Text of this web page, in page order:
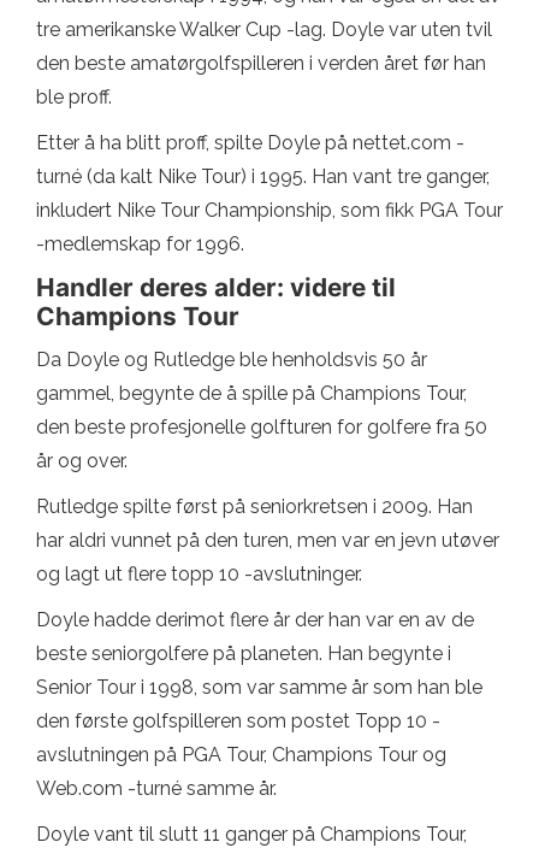
tre amerikanske Walker Cup -lag. Doyle var uten tvil
den beste amatørgolfspilleren i verden året før han
ble proff.
Etter å ha blitt proff, spilte Doyle på nettet.com -
turné (da kalt Nike Tour) i 1995. Han vant tre ganger,
inkludert Nike Tour Championship, som fikk PGA Tour
-medlemskap for 1996.
Handler deres alder: videre til
Champions Tour
Da Doyle og Rutledge ble henholdsvis 50 år
gammel, begynte de å spille på Champions Tour,
den beste profesjonelle golfturen for golfere fra 50
år og over.
Rutledge spilte først på seniorkretsen i 2009. Han
har aldri vunnet på den turen, men var en jevn utøver
og lagt ut flere topp 10 -avslutninger.
Doyle hadde derimot flere år der han var en av de
beste seniorgolfere på planeten. Han begynte i
Senior Tour i 1998, som var samme år som han ble
den første golfspilleren som postet Topp 10 -
avslutningen på PGA Tour, Champions Tour og
Web.com -turné samme år.
Doyle vant til slutt 11 ganger på Champions Tour,